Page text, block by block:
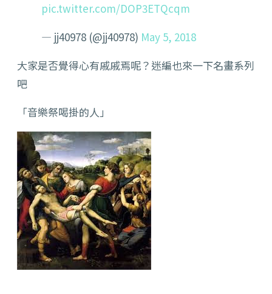
pic.twitter.com/DOP3ETQcqm
— jj40978 (@jj40978) May 5, 2018
大家是否覺得心有戚戚焉呢？迷編也來一下名畫系列
吧
「音樂祭喝掛的人」